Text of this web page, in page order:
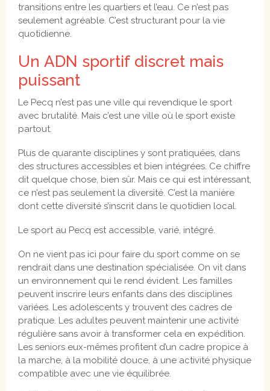
transitions entre les quartiers et l’eau. Ce n’est pas
seulement agréable. C’est structurant pour la vie
quotidienne.
Un ADN sportif discret mais
puissant
Le Pecq n’est pas une ville qui revendique le sport
avec brutalité. Mais c’est une ville où le sport existe
partout.
Plus de quarante disciplines y sont pratiquées, dans
des structures accessibles et bien intégrées. Ce chiffre
dit quelque chose, bien sûr. Mais ce qui est intéressant,
ce n’est pas seulement la diversité. C’est la manière
dont cette diversité s’inscrit dans le quotidien local.
Le sport au Pecq est accessible, varié, intégré.
On ne vient pas ici pour faire du sport comme on se
rendrait dans une destination spécialisée. On vit dans
un environnement qui le rend évident. Les familles
peuvent inscrire leurs enfants dans des disciplines
variées. Les adolescents y trouvent des cadres de
pratique. Les adultes peuvent maintenir une activité
régulière sans avoir à transformer cela en expédition.
Les seniors eux-mêmes profitent d’un cadre propice à
la marche, à la mobilité douce, à une activité physique
compatible avec une vie équilibrée.